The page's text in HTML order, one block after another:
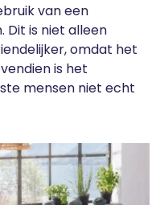
van een
Dit is niet alleen
omdat het
is het
mensen niet echt